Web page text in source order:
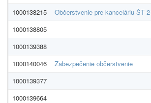
1000138215
Občerstvenie pre kanceláriu ŠT 2
1000138805
1000139388
1000140046
Zabezpečenie občerstvenie
1000139377
1000139664